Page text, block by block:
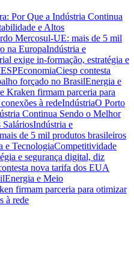
Por Que a Indústria Continua
e Altos
Mercosul-UE: mais de 5 mil
na EuropaIndústria e
exige in-formação, estratégia e
EconomiaCiesp contesta
forçado no BrasilEnergia e
Kraken firmam parceria para
à redeIndústriaO Porto
Continua Sendo o Melhor
SaláriosIndústria e
de 5 mil produtos brasileiros
e TecnologiaCompetitividade
e segurança digital, diz
nova tarifa dos EUA
Energia e Meio
firmam parceria para otimizar
à rede